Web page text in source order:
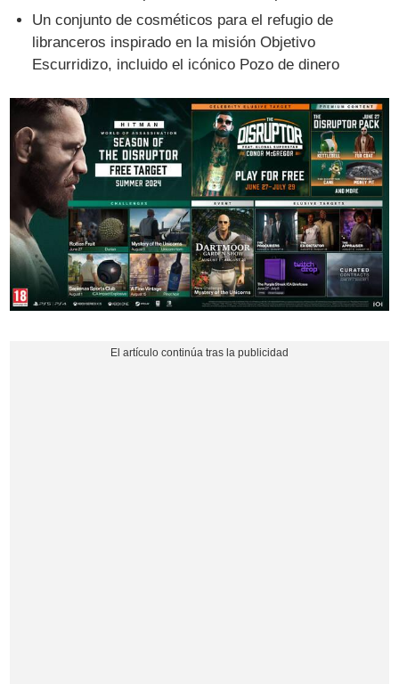
Un conjunto de cosméticos para el refugio de
libranceros inspirado en la misión Objetivo
Escurridizo, incluido el icónico Pozo de dinero